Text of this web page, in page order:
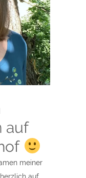
auf
meiner
auf